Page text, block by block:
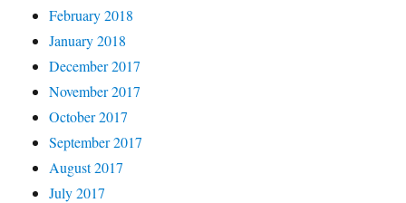
February 2018
January 2018
December 2017
November 2017
October 2017
September 2017
August 2017
July 2017